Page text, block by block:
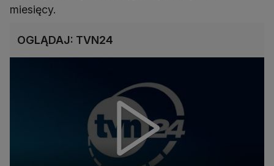
miesięcy.
OGLĄDAJ: TVN24